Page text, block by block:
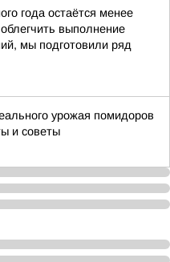
года остаётся менее
выполнение
мы подготовили ряд
урожая помидоров
и советы